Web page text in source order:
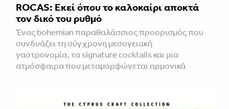
ROCAS: Εκεί όπου το καλοκαίρι αποκτά
τον δικό του ρυθμό
Ένας bohemian παραθαλάσσιος προορισμός που
συνδυάζει τη σύγχρονη μεσογειακή
γαστρονομία, τα signature cocktails και μια
ατμόσφαιρα που μεταμορφώνεται αρμονικά